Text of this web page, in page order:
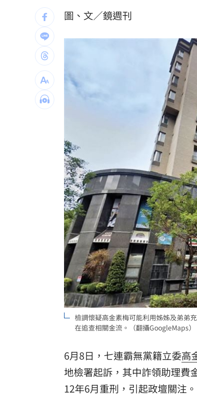
接觸「常見塑膠微粒＋這樣吃」恐
伍婉華喊白沙屯颱風致歉 全網打
月薪3萬多怎麼活下去？過來人揭
20:31
LIVE三立+24小時直播 15:27
三立iNEWS新聞台線上直播 18:00
商場戰國來臨 台中「頂奢大道」
台彩父親節推新刮刮樂千萬頭獎超
「拍片人的多重宇宙」職涯論壇9/
8國球員齊聚高雄 Formosa 7s掀
理想混蛋號召粉絲跨海追星吃美食
圖、文／鏡週刊
檢調懷疑高金素梅可能利用姊姊及弟弟
在追查相關金流。（翻攝GoogleMaps）
6月8日，七連霸無黨籍立委高
地檢署起訴，其中詐領助理費
12年6月重刑，引起政壇關注。